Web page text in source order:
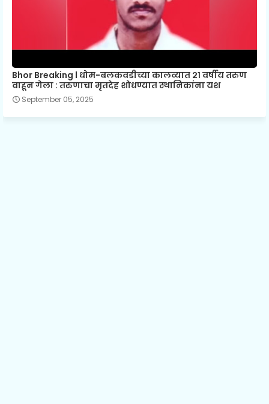
Bhor Breaking l धोम-बलकवडीच्या कालव्यात २१ वर्षीय तरुण
वाहून गेला : तरुणाचा मृतदेह शोधण्यात स्थानिकांना यश
September 05, 2025